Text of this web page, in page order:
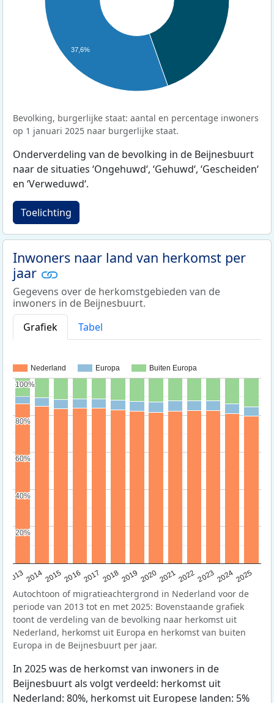
37,6%
Bevolking, burgerlijke staat: aantal en percentage inwoners
op 1 januari 2025 naar burgerlijke staat.
Onderverdeling van de bevolking in de Beijnesbuurt
naar de situaties ‘Ongehuwd‘, ‘Gehuwd‘, ‘Gescheiden‘
en ‘Verweduwd‘.
Toelichting
Inwoners naar land van herkomst per
jaar
Gegevens over de herkomstgebieden van de
inwoners in de Beijnesbuurt.
Grafiek
Tabel
Nederland Europa Buiten Europa
20132014201520162017 20182019 202020212022202320242025
20%
20%
40%
40%
60%
60%
80%
80%
100%
100%
Autochtoon of migratieachtergrond in Nederland voor de
periode van 2013 tot en met 2025: Bovenstaande grafiek
toont de verdeling van de bevolking naar herkomst uit
Nederland, herkomst uit Europa en herkomst van buiten
Europa in de Beijnesbuurt per jaar.
In 2025 was de herkomst van inwoners in de
Beijnesbuurt als volgt verdeeld: herkomst uit
Nederland: 80%, herkomst uit Europese landen: 5%